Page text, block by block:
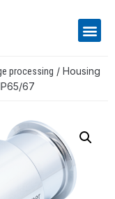
processing / Housing
67